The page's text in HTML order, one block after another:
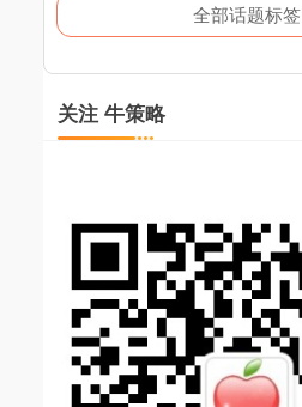
全部话题标签
关注 牛策略